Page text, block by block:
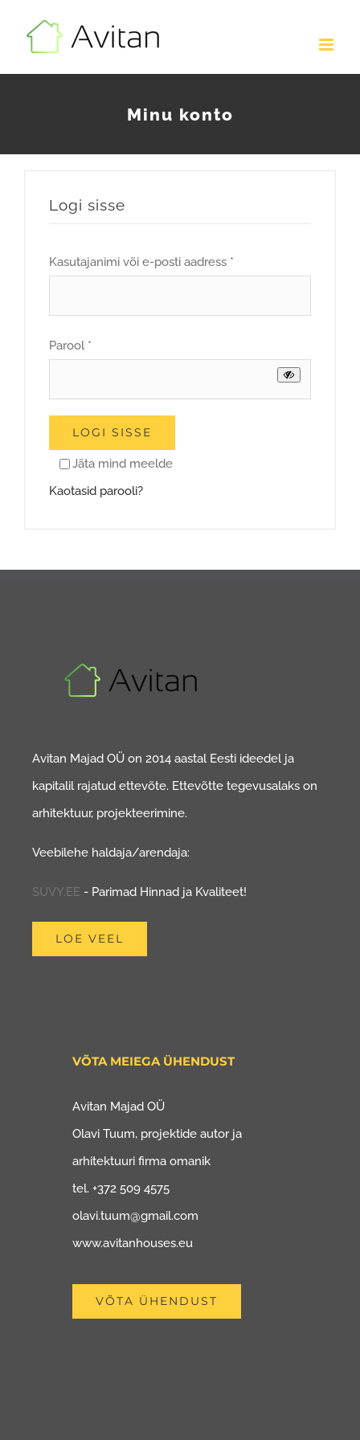
Minu konto
Logi sisse
Kasutajanimi või e-posti aadress *
Parool *
Jäta mind meelde
LOGI SISSE
Kaotasid parooli?
Avitan Majad OÜ on 2014 aastal Eesti ideedel ja
kapitalil rajatud ettevõte. Ettevõtte tegevusalaks on
arhitektuur, projekteerimine.
Veebilehe haldaja/arendaja:
SUVY.EE - Parimad Hinnad ja Kvaliteet!
LOE VEEL
VÕTA MEIEGA ÜHENDUST
Avitan Majad OÜ
Olavi Tuum, projektide autor ja
arhitektuuri firma omanik
tel. +372 509 4575
olavi.tuum@gmail.com
www.avitanhouses.eu
VÕTA ÜHENDUST